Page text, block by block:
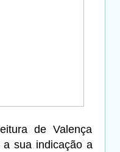
de Valença
a sua indicação a